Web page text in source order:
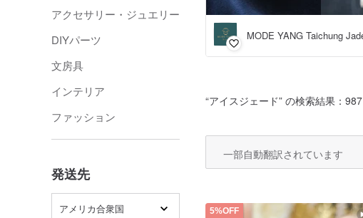
アクセサリー・ジュエリー
DIYパーツ
文房具
インテリア
ファッション
発送先
アメリカ合衆国
MODE YANG Taichung
“アイスジェード” の検索結果：
一部自動翻訳されています
5%OFF